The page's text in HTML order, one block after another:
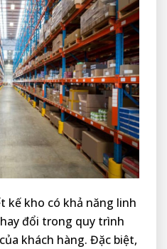
kế kho có khả năng linh
đổi trong quy trình
khách hàng. Đặc biệt,